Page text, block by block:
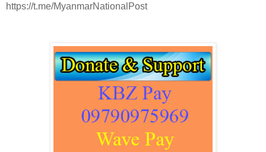
https://t.me/MyanmarNationalPost